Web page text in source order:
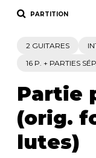
PARTITION
2 GUITARES
16 P. + PARTIES
Partie
(orig.
lutes)